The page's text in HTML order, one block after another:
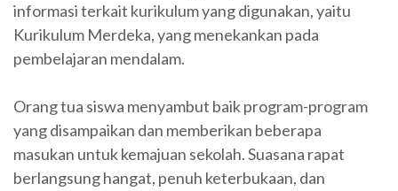
informasi terkait kurikulum yang digunakan, yaitu
Kurikulum Merdeka, yang menekankan pada
pembelajaran mendalam.
Orang tua siswa menyambut baik program-program
yang disampaikan dan memberikan beberapa
masukan untuk kemajuan sekolah. Suasana rapat
berlangsung hangat, penuh keterbukaan, dan